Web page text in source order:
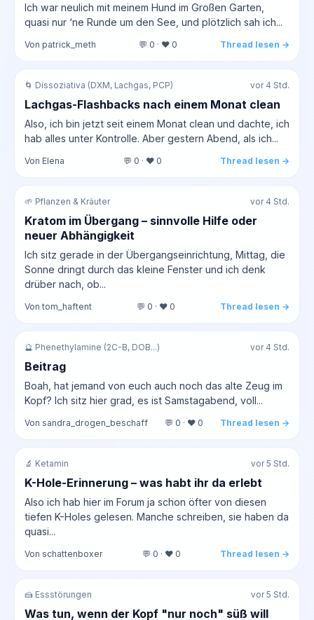
Ich war neulich mit meinem Hund im Großen Garten,
quasi nur ‘ne Runde um den See, und plötzlich sah ich...
Von patrick_meth 💬 0 · ❤️ 0 Thread lesen →
🌀 Dissoziativa (DXM, Lachgas, PCP) vor 4 Std.
Lachgas-Flashbacks nach einem Monat clean
Also, ich bin jetzt seit einem Monat clean und dachte, ich
hab alles unter Kontrolle. Aber gestern Abend, als ich...
Von Elena 💬 0 · ❤️ 0 Thread lesen →
🌱 Pflanzen & Kräuter vor 4 Std.
Kratom im Übergang – sinnvolle Hilfe oder
neuer Abhängigkeit
Ich sitz gerade in der Übergangseinrichtung, Mittag, die
Sonne dringt durch das kleine Fenster und ich denk
drüber nach, ob...
Von tom_haftent 💬 0 · ❤️ 0 Thread lesen →
🔮 Phenethylamine (2C-B, DOB...) vor 4 Std.
Beitrag
Boah, hat jemand von euch auch noch das alte Zeug im
Kopf? Ich sitz hier grad, es ist Samstagabend, voll...
Von sandra_drogen_beschaff 💬 0 · ❤️ 0 Thread lesen →
🔬 Ketamin vor 5 Std.
K-Hole-Erinnerung – was habt ihr da erlebt
Also ich hab hier im Forum ja schon öfter von diesen
tiefen K-Holes gelesen. Manche schreiben, sie haben da
quasi...
Von schattenboxer 💬 0 · ❤️ 0 Thread lesen →
🍰 Essstörungen vor 5 Std.
Was tun, wenn der Kopf "nur noch" süß will